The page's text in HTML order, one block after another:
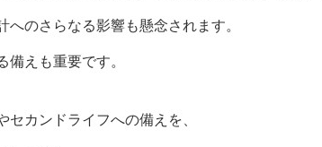
のさらなる影響も懸念されます。
備えも重要です。
カンドライフへの備えを、